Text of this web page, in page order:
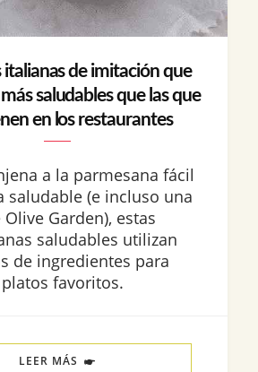
italianas de imitación que
saludables que las que
en los restaurantes
a la parmesana fácil
saludable (e incluso una
Garden), estas
saludables utilizan
de ingredientes para
favoritos.
LEER MÁS